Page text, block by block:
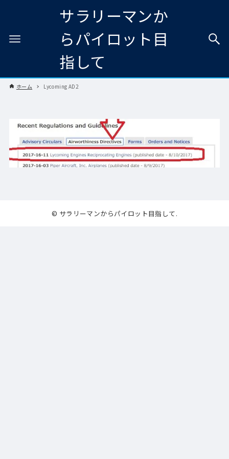
サラリーマンか
らパイロット目
指して
ホーム Lycoming AD2
© サラリーマンからパイロット目指して.